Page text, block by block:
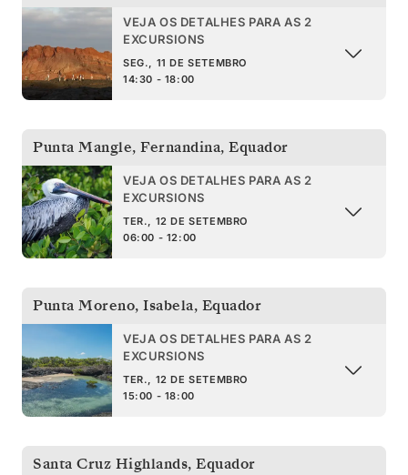
VEJA OS DETALHES PARA AS 2
EXCURSIONS
SEG., 11 DE SETEMBRO
14:30 - 18:00
Punta Mangle, Fernandina, Equador
VEJA OS DETALHES PARA AS 2
EXCURSIONS
TER., 12 DE SETEMBRO
06:00 - 12:00
Punta Moreno, Isabela, Equador
VEJA OS DETALHES PARA AS 2
EXCURSIONS
TER., 12 DE SETEMBRO
15:00 - 18:00
Santa Cruz Highlands, Equador